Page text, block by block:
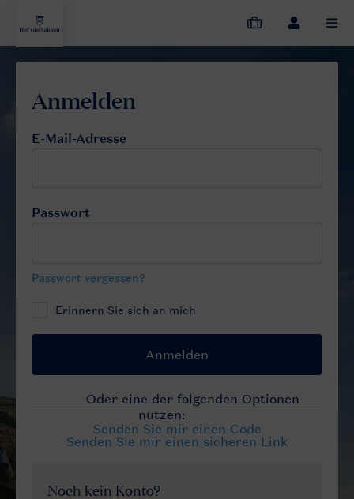
Meine
Buchungen
Dropdown-
Menü
meines
E-Mail-Adresse
Passwort